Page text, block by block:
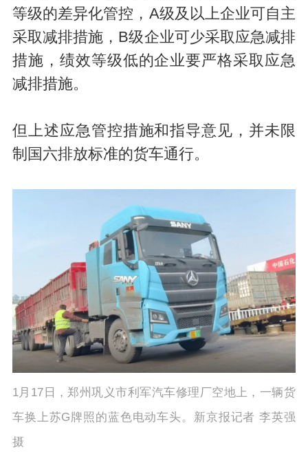
等级的差异化管控，A级及以上企业可自主
采取减排措施，B级企业可少采取应急减排
措施，绩效等级低的企业要严格采取应急
减排措施。
但上述应急管控措施和指导意见，并未限
制国六排放标准的货车通行。
1月17日，郑州巩义市利军汽车修理厂空地上，一辆货
车换上苏G牌照的蓝色电动车头。新京报记者 李英强
摄